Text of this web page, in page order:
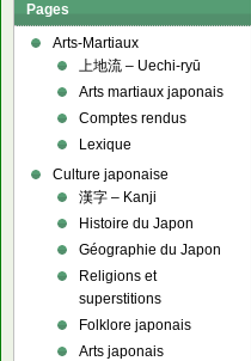
Pages
Arts-Martiaux
上地流 – Uechi-ryū
Arts martiaux japonais
Comptes rendus
Lexique
Culture japonaise
漢字 – Kanji
Histoire du Japon
Géographie du Japon
Religions et
superstitions
Folklore japonais
Arts japonais